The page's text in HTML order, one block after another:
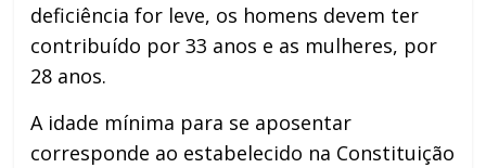
deficiência for leve, os homens devem ter
contribuído por 33 anos e as mulheres, por
28 anos.
A idade mínima para se aposentar
corresponde ao estabelecido na Constituição